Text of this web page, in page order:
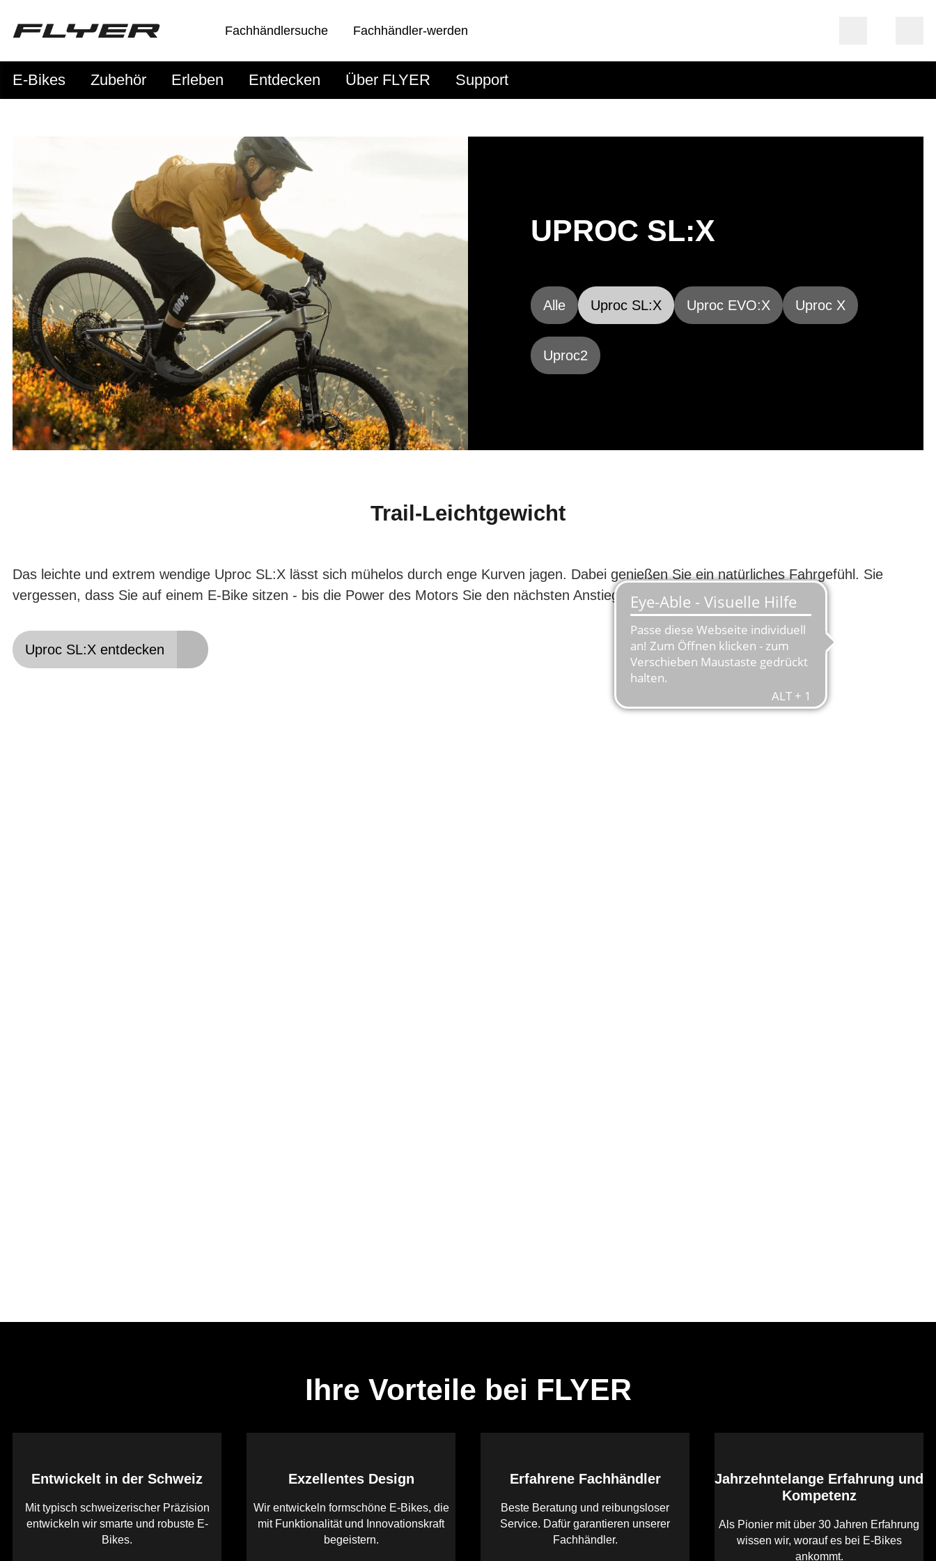
Fachhändlersuche Fachhändler-werden
E-Bikes Zubehör Erleben Entdecken Über FLYER Support
UPROC SL:X
Alle Uproc SL:X Uproc EVO:X Uproc X
Uproc2
Trail-Leichtgewicht
Das leichte und extrem wendige Uproc SL:X lässt sich mühelos durch enge Kurven jagen. Dabei genießen Sie ein natürliches Fahrgefühl. Sie
vergessen, dass Sie auf einem E-Bike sitzen - bis die Power des Motors Sie den nächsten Anstieg hinaufkatapultiert.
Uproc SL:X entdecken
Ihre Vorteile bei FLYER
Entwickelt in der Schweiz
Mit typisch schweizerischer Präzision
entwickeln wir smarte und robuste E-
Bikes.
Exzellentes Design
Wir entwickeln formschöne E-Bikes, die
mit Funktionalität und Innovationskraft
begeistern.
Erfahrene Fachhändler
Beste Beratung und reibungsloser
Service. Dafür garantieren unserer
Fachhändler.
Jahrzehntelange Erfahrung und
Kompetenz
Als Pionier mit über 30 Jahren Erfahrung
wissen wir, worauf es bei E-Bikes
ankommt.